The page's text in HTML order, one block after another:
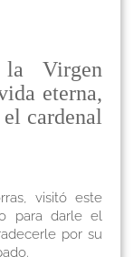
Virgen
eterna,
cardenal
visitó este
para darle el
por su